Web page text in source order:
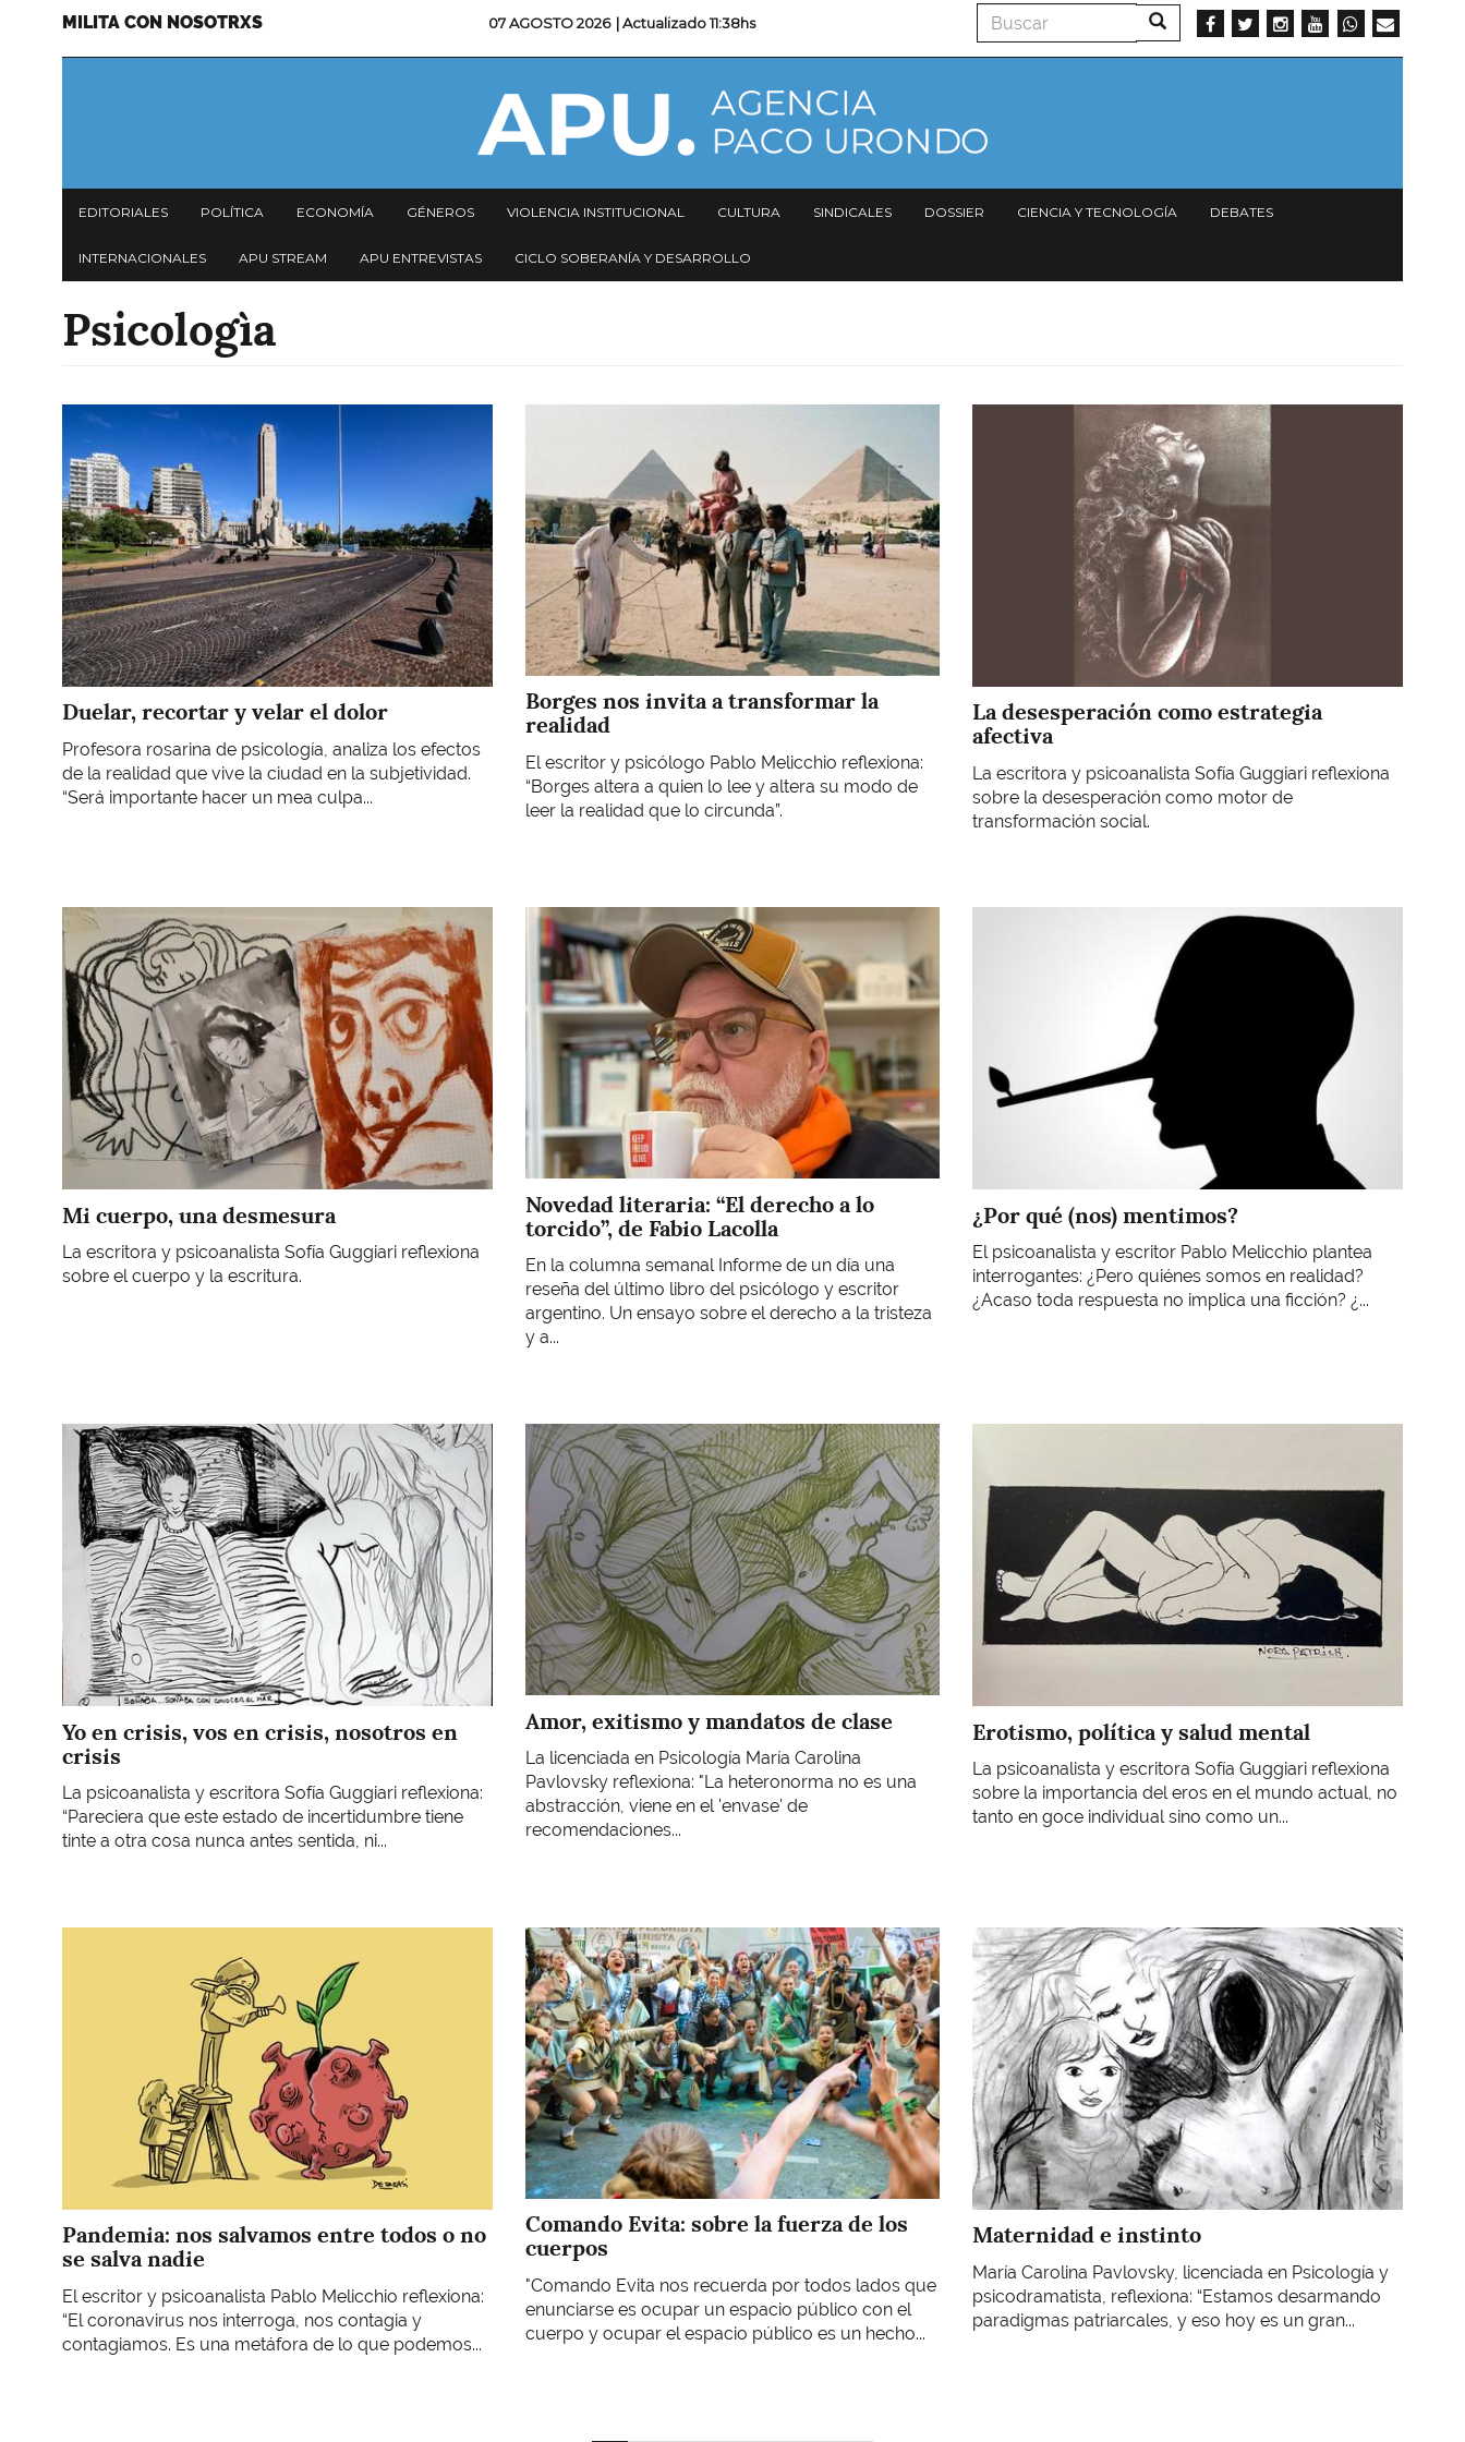
Menu
MILITA CON NOSOTRXS 07 AGOSTO 2026 | Actualizado11:38hs Buscar Buscar
Navegación
principal
EDITORIALES POLÍTICA ECONOMÍA GÉNEROS VIOLENCIA INSTITUCIONAL CULTURA SINDICALES DOSSIER CIENCIA Y TECNOLOGÍA DEBATES
INTERNACIONALES APU STREAM APU ENTREVISTAS CICLO SOBERANÍA Y DESARROLLO
Psicologìa
Imagen
Duelar, recortar y velar el dolor
Profesora rosarina de psicología, analiza los efectos
de la realidad que vive la ciudad en la subjetividad.
“Será importante hacer un mea culpa...
Borges nos invita a transformar la
realidad
El escritor y psicólogo Pablo Melicchio reflexiona:
“Borges altera a quien lo lee y altera su modo de
leer la realidad que lo circunda”.
La desesperación como estrategia
afectiva
La escritora y psicoanalista Sofía Guggiari reflexiona
sobre la desesperación como motor de
transformación social.
Imagen
Mi cuerpo, una desmesura
La escritora y psicoanalista Sofía Guggiari reflexiona
sobre el cuerpo y la escritura.
Imagen
Novedad literaria: “El derecho a lo
torcido”, de Fabio Lacolla
En la columna semanal Informe de un día una
reseña del último libro del psicólogo y escritor
argentino. Un ensayo sobre el derecho a la tristeza
y a...
¿Por qué (nos) mentimos?
El psicoanalista y escritor Pablo Melicchio plantea
interrogantes: ¿Pero quiénes somos en realidad?
¿Acaso toda respuesta no implica una ficción? ¿...
Imagen
Yo en crisis, vos en crisis, nosotros en
crisis
La psicoanalista y escritora Sofía Guggiari reflexiona:
“Pareciera que este estado de incertidumbre tiene
tinte a otra cosa nunca antes sentida, ni...
Imagen
Amor, exitismo y mandatos de clase
La licenciada en Psicología María Carolina
Pavlovsky reflexiona: "La heteronorma no es una
abstracción, viene en el 'envase' de
recomendaciones...
Erotismo, política y salud mental
La psicoanalista y escritora Sofía Guggiari reflexiona
sobre la importancia del eros en el mundo actual, no
tanto en goce individual sino como un...
Pandemia: nos salvamos entre todos o no
se salva nadie
El escritor y psicoanalista Pablo Melicchio reflexiona:
“El coronavirus nos interroga, nos contagia y
contagiamos. Es una metáfora de lo que podemos...
Imagen
Comando Evita: sobre la fuerza de los
cuerpos
"Comando Evita nos recuerda por todos lados que
enunciarse es ocupar un espacio público con el
cuerpo y ocupar el espacio público es un hecho...
Imagen
Maternidad e instinto
María Carolina Pavlovsky, licenciada en Psicología y
psicodramatista, reflexiona: “Estamos desarmando
paradigmas patriarcales, y eso hoy es un gran...